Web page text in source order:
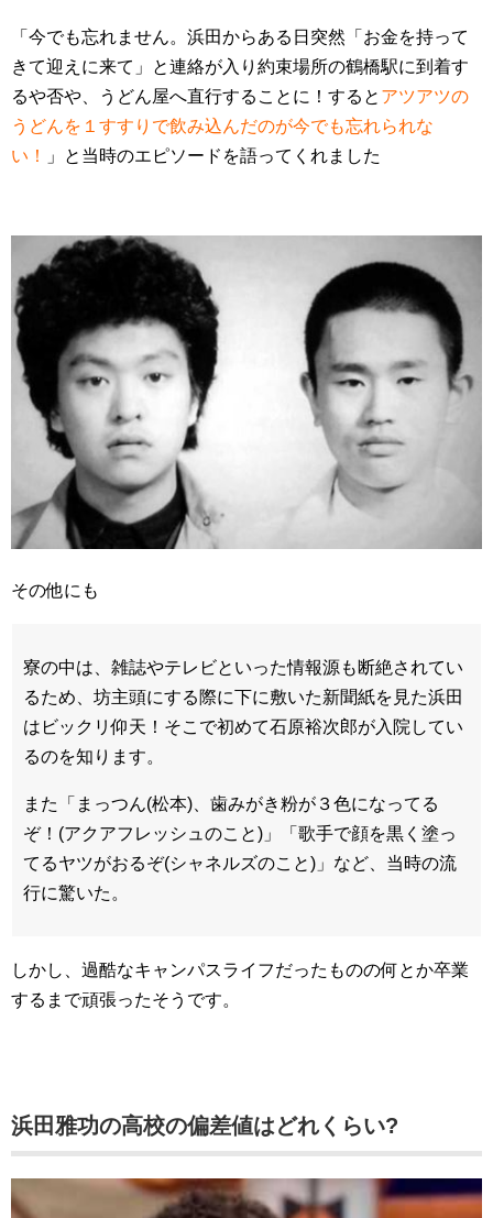
「今でも忘れません。浜田からある日突然「お金を持って
きて迎えに来て」と連絡が入り約束場所の鶴橋駅に到着す
るや否や、うどん屋へ直行することに！すると アツアツの
うどんを１すすりで飲み込んだのが今でも忘れられな
い！
」と当時のエピソードを語ってくれました
その他にも
寮の中は、雑誌やテレビといった情報源も断絶されてい
るため、坊主頭にする際に下に敷いた新聞紙を見た浜田
はビックリ仰天！そこで初めて石原裕次郎が入院してい
るのを知ります。
また「まっつん(松本)、歯みがき粉が３色になってる
ぞ！(アクアフレッシュのこと)」「歌手で顔を黒く塗っ
てるヤツがおるぞ(シャネルズのこと)」など、当時の流
行に驚いた。
しかし、過酷なキャンパスライフだったものの何とか卒業
するまで頑張ったそうです。
浜田雅功の高校の偏差値はどれくらい?